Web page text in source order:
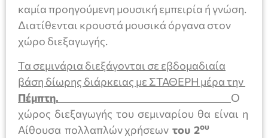
καμία προηγούμενη μουσική εμπειρία ή γνώση.
Διατίθενται κρουστά μουσικά όργανα στον
χώρο διεξαγωγής.
Τα σεμινάρια διεξάγονται σε εβδομαδιαία
βάση δίωρης διάρκειας με ΣΤΑΘΕΡΗ μέρα την
Πέμπτη.
Ο
χώρος διεξαγωγής του σεμιναρίου θα είναι η
Αίθουσα πολλαπλών χρήσεων του 2ου